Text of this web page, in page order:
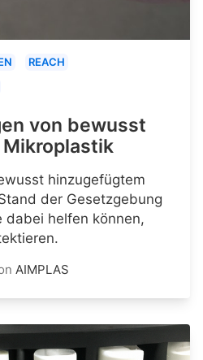
REACH
von bewusst
hinzugefügtem
der Gesetzgebung
dabei helfen können,
AIMPLAS